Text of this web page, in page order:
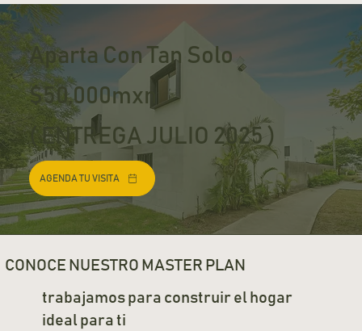
Aparta Con Tan Solo
$50,000mxn
( ENTREGA JULIO 2025 )
AGENDA TU VISITA
trabajamos para construir el hogar
ideal para ti
CONOCE NUESTRO MASTER PLAN